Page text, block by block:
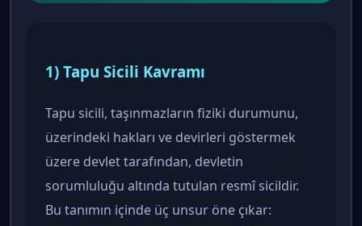
1) Tapu Sicili Kavramı
Tapu sicili, taşınmazların fiziki durumunu,
üzerindeki hakları ve devirleri göstermek
üzere devlet tarafından, devletin
sorumluluğu altında tutulan resmî sicildir.
Bu tanımın içinde üç unsur öne çıkar: